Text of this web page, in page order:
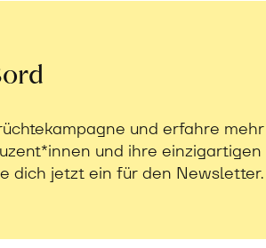
und erfahre mehr
und ihre einzigartigen
dich jetzt ein für den Newsletter.